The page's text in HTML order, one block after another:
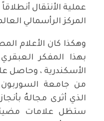
عملية الأنتقال
المركز الرأسمالي
وهكذا كان الأعلام
من جامعة السوربون
ستظل علامات مضيئة